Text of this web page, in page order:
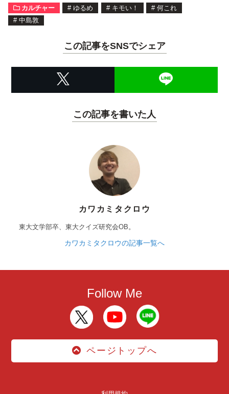
カルチャー # ゆるめ # キモい！ # 何これ
# 中島敦
この記事をSNSでシェア
この記事を書いた人
カワカミタクロウ
東大文学部卒、東大クイズ研究会OB。
カワカミタクロウの記事一覧へ
Follow Me
ページトップへ